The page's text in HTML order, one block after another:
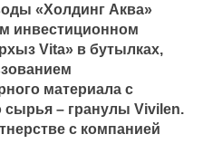
«Холдинг Аква»
инвестиционном
Vita» в бутылках,
материала с
сырья – гранулы Vivilen.
с компанией